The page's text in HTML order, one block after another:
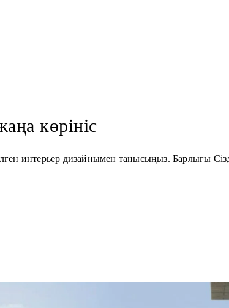
көрініс
интерьер дизайнымен танысыңыз. Барлығы